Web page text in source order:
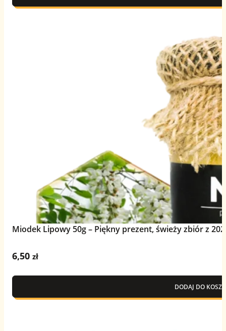
Miodek Lipowy 50g – Piękny prezent, świeży zbiór z
6,50zł
DODAJ DO